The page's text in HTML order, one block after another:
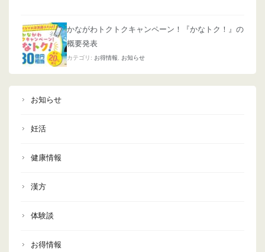
かながわトクトクキャンペーン！『かなトク！』の
概要発表
カテゴリ: お得情報 お知らせ
お知らせ
妊活
健康情報
漢方
体験談
お得情報